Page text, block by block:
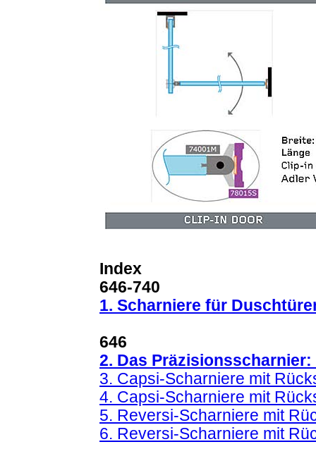
Index
646-740
1. Scharniere für
646
2. Das
3. Capsi-Scharniere mit
4. Capsi-Scharniere mit
5. Reversi-Scharniere mit
6. Reversi-Scharniere mit